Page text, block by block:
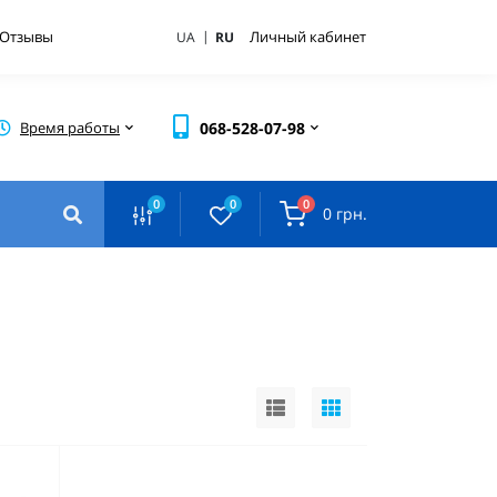
Отзывы UA | RU Личный кабинет
Время работы 068-528-07-98
0 0 0 0 грн.